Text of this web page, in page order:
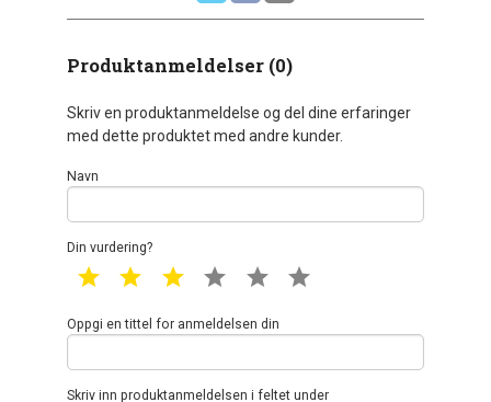
Produktanmeldelser (0)
Skriv en produktanmeldelse og del dine erfaringer
med dette produktet med andre kunder.
Navn
Din vurdering?
1 star 2 star 3 star 4 star 5 star
Oppgi en tittel for anmeldelsen din
Skriv inn produktanmeldelsen i feltet under